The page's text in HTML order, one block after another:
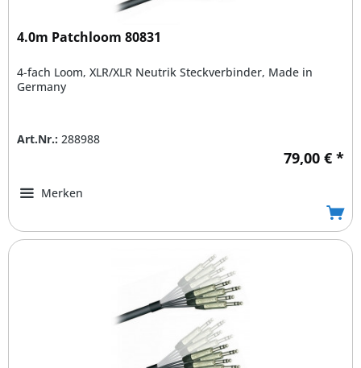
4.0m Patchloom 80831
4-fach Loom, XLR/XLR Neutrik Steckverbinder, Made in
Germany
Art.Nr.: 288988
79,00 € *
Merken